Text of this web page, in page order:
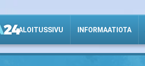
ALOITUSSIVU INFORMAATIOTA